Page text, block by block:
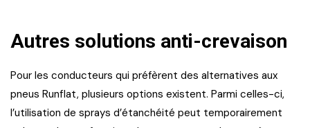
Autres solutions anti-crevaison
Pour les conducteurs qui préfèrent des alternatives aux
pneus Runflat, plusieurs options existent. Parmi celles-ci,
l’utilisation de sprays d’étanchéité peut temporairement